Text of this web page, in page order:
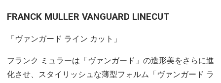
FRANCK MULLER VANGUARD LINECUT
「ヴァンガード ライン カット」
フランク ミュラーは「ヴァンガード」の造形美をさらに進
化させ、スタイリッシュな薄型フォルム「ヴァンガード ラ